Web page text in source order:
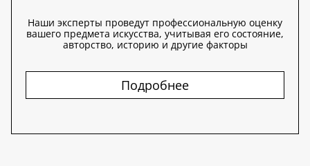
Наши эксперты проведут профессиональную оценку
вашего предмета искусства, учитывая его состояние,
авторство, историю и другие факторы
Подробнее